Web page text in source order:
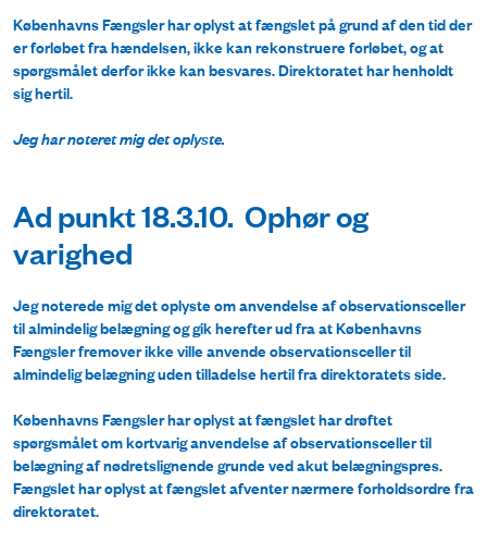
Københavns Fængsler har oplyst at fængslet på grund af den tid der
er forløbet fra hændelsen, ikke kan rekonstruere forløbet, og at
spørgsmålet derfor ikke kan besvares. Direktoratet har henholdt
sig hertil.
Jeg har noteret mig det oplyste.
Ad punkt 18.3.10. Ophør og
varighed
Jeg noterede mig det oplyste om anvendelse af observationsceller
til almindelig belægning og gik herefter ud fra at Københavns
Fængsler fremover ikke ville anvende observationsceller til
almindelig belægning uden tilladelse hertil fra direktoratets side.
Københavns Fængsler har oplyst at fængslet har drøftet
spørgsmålet om kortvarig anvendelse af observationsceller til
belægning af nødretslignende grunde ved akut belægningspres.
Fængslet har oplyst at fængslet afventer nærmere forholdsordre fra
direktoratet.